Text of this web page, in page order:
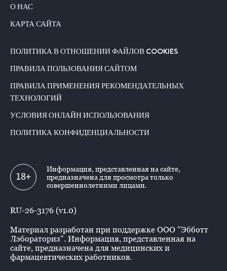
О НАС
КАРТА САЙТА
ПОЛИТИКА В ОТНОШЕНИИ ФАЙЛОВ COOKIES
ПРАВИЛА ПОЛЬЗОВАНИЯ САЙТОМ
ПРАВИЛА ПРИМЕНЕНИЯ РЕКОМЕНДАТЕЛЬНЫХ
ТЕХНОЛОГИЙ
УСЛОВИЯ ОНЛАЙН ИСПОЛЬЗОВАНИЯ
ПОЛИТИКА КОНФИДЕНЦИАЛЬНОСТИ
18+
Информация, представленная на сайте,
предназначена для просмотра только
совершеннолетними лицами.
RU-26-3176 (v1.0)
Материал разработан при поддержке ООО "Эбботт
Лэбораториз". Информация, представленная на
сайте, предназначена для медицинских и
фармацевтических работников.